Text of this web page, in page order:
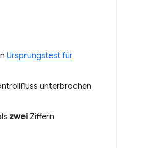
Ursprungstest für
unterbrochen
zwei Ziffern